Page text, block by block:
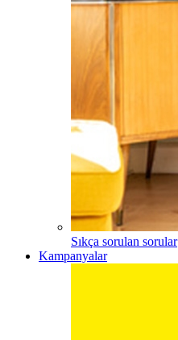
Sıkça sorulan sorular
Kampanyalar